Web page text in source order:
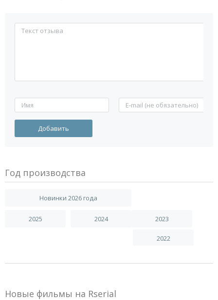
Год производства
Новинки 2026 года
2025 2024 2023
2022
Новые фильмы на Rserial